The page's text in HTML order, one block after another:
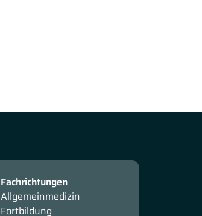
Fachrichtungen
Allgemeinmedizin
Fortbildung